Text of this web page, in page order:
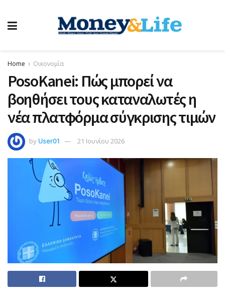
Home Οικονομία
PosoKanei: Πώς μπορεί να
βοηθήσει τους καταναλωτές η
νέα πλατφόρμα σύγκρισης τιμών
byUser01 21 Ιουνίου 2026